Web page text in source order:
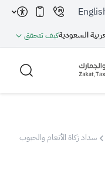
السعوديةكيف تتحقق
سداد زكاة الأنعام والحبوب